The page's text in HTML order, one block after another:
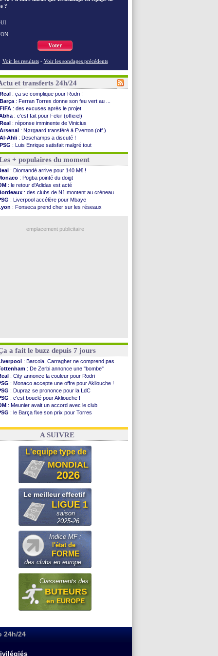
?
Voter
Voir les resultats - Voir les sondages précédents
et transferts 24h/24
Real : ça se complique pour Rodri !
Barça : Ferran Torres donne son feu vert au ...
FIFA : des excuses après le projet
: c'est fait pour Fekir (officiel)
Real : réponse imminente de Vinicius
Arsenal : Nørgaard transféré à Everton (off.)
Al-Ahli : Deschamps a discuté !
PSG : Luis Enrique satisfait malgré tout
: Pogba pointé du doigt
: Zabiri n'est pas fan de la L1
: une offre de Fulham pour Aït Boudlal
: Thomasson et Cresswell réconciliés
: Nzonzi avait des pistes en L1
: Mangala sur le départ
: Arsenal s'incline face au Real Betis
: lourde défaite pour le PSG
City: Maresca flou pour Reijnders
: le plan d'Alvarez à son retour
+ populaires du moment
: Diomandé arrive pour 140 M€ !
: Pogba pointé du doigt
: le retour d'Adidas est acté
: des clubs de N1 montent au créneau
: Liverpool accélère pour Mbaye
: Fonseca prend cher sur les réseaux
emplacement publicitaire
a fait le buzz depuis 7 jours
: Barcola, Carragher ne comprend pas
: De Zerbi annonce une "bombe"
: City annonce la couleur pour Rodri
: Monaco accepte une offre pour Akliouche !
: Dupraz se prononce pour la LdC
: c'est bouclé pour Akliouche !
: Meunier avait un accord avec le club
: le Barça fixe son prix pour Torres
: Infantino sollicite Trump
A SUIVRE
L'equipe type de
MONDIAL
2026
Le meilleur effectif
LIGUE 1
saison
2025-26
Indice MF :
l'état de
FORME
des clubs en europe
Classements des
BUTEURS
en EUROPE
24h/24